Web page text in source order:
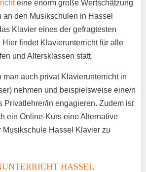
eine enorm große Wertschätzung
an den Musikschulen in Hassel
Klavier eines der gefragtesten
Hier findet Klavierunterricht für alle
und Altersklassen statt.
man auch privat Klavierunterricht in
nehmen und beispielsweise eine/n
Privatlehrer/in engagieren. Zudem ist
ein Online-Kurs eine Alternative
Musikschule Hassel Klavier zu
HASSEL